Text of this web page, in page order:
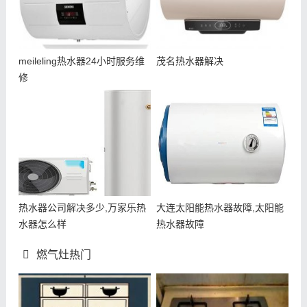
meileling热水器24小时服务维
修
茂名热水器解决
热水器公司解决多少,万家乐热
水器怎么样
大连太阳能热水器故障,太阳能
热水器故障
燃气灶热门